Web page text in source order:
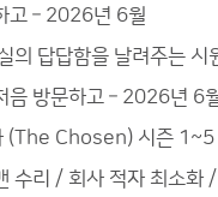
고 – 2026년 6월
의 답답함을 날려주는 시
음 방문하고 – 2026년 6
(The Chosen) 시즌 1~5
수리 / 회사 적자 최소